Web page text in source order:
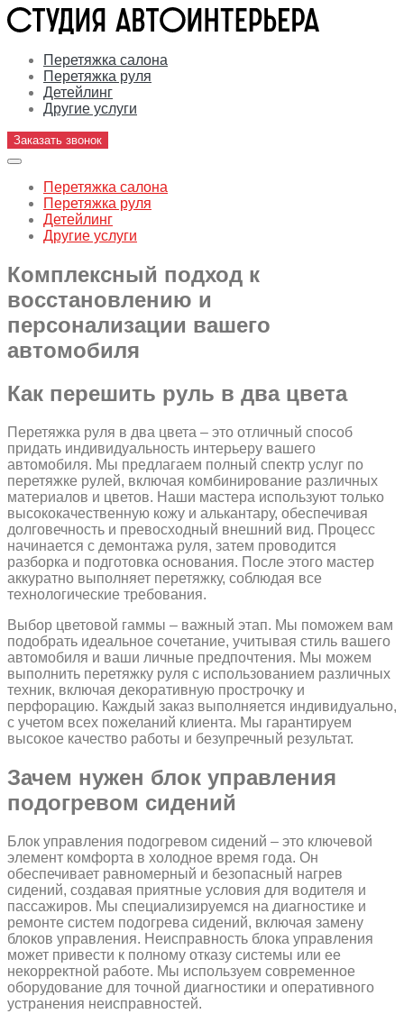
Перетяжка салона
Перетяжка руля
Детейлинг
Другие услуги
Заказать звонок
Перетяжка салона
Перетяжка руля
Детейлинг
Другие услуги
Комплексный подход к
восстановлению и
персонализации вашего
автомобиля
Как перешить руль в два цвета
Перетяжка руля в два цвета – это отличный способ
придать индивидуальность интерьеру вашего
автомобиля. Мы предлагаем полный спектр услуг по
перетяжке рулей, включая комбинирование различных
материалов и цветов. Наши мастера используют только
высококачественную кожу и алькантару, обеспечивая
долговечность и превосходный внешний вид. Процесс
начинается с демонтажа руля, затем проводится
разборка и подготовка основания. После этого мастер
аккуратно выполняет перетяжку, соблюдая все
технологические требования.
Выбор цветовой гаммы – важный этап. Мы поможем вам
подобрать идеальное сочетание, учитывая стиль вашего
автомобиля и ваши личные предпочтения. Мы можем
выполнить перетяжку руля с использованием различных
техник, включая декоративную прострочку и
перфорацию. Каждый заказ выполняется индивидуально,
с учетом всех пожеланий клиента. Мы гарантируем
высокое качество работы и безупречный результат.
Зачем нужен блок управления
подогревом сидений
Блок управления подогревом сидений – это ключевой
элемент комфорта в холодное время года. Он
обеспечивает равномерный и безопасный нагрев
сидений, создавая приятные условия для водителя и
пассажиров. Мы специализируемся на диагностике и
ремонте систем подогрева сидений, включая замену
блоков управления. Неисправность блока управления
может привести к полному отказу системы или ее
некорректной работе. Мы используем современное
оборудование для точной диагностики и оперативного
устранения неисправностей.